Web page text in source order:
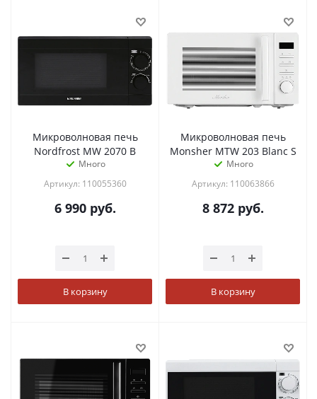
Микроволновая печь
Nordfrost MW 2070 B
Много
Артикул: 110055360
6 990руб.
В корзину
Микроволновая печь
Monsher MTW 203 Blanc S
Много
Артикул: 110063866
8 872руб.
В корзину